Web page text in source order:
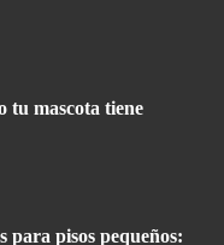
tu mascota tiene
para pisos pequeños: